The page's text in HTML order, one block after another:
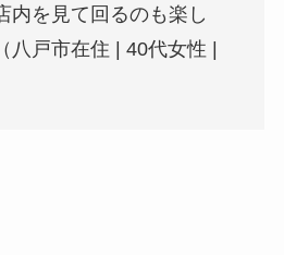
内を見て回るのも楽し
八戸市在住 | 40代女性 |